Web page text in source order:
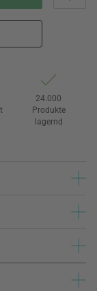
24.000
Produkte
lagernd